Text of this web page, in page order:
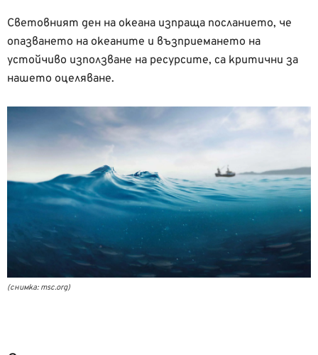
Световният ден на океана изпраща посланието, че
опазването на океаните и възприемането на
устойчиво използване на ресурсите, са критични за
нашето оцеляване.
(снимка: msc.org)